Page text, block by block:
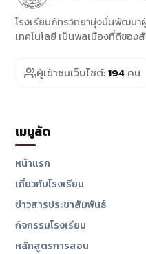
โรงเรียนภัทรวิทยามุ่งมั่นพัฒนา
เทคโนโลยี เป็นพลเมืองที่ดีของ
ผู้เข้าชมเว็บไซต์:194 คน
เมนูลัด
หน้าแรก
เกี่ยวกับโรงเรียน
ข่าวสารประชาสัมพันธ์
กิจกรรมโรงเรียน
หลักสูตรการสอน